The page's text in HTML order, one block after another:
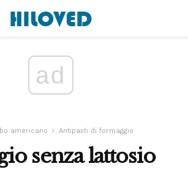
ad
americano Antipasti di formaggio
senza lattosio